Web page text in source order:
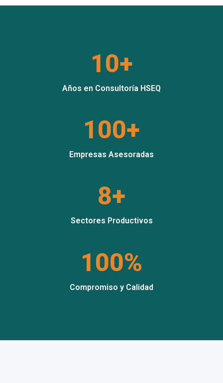
10+
Años en Consultoría HSEQ
100+
Empresas Asesoradas
8+
Sectores Productivos
100%
Compromiso y Calidad